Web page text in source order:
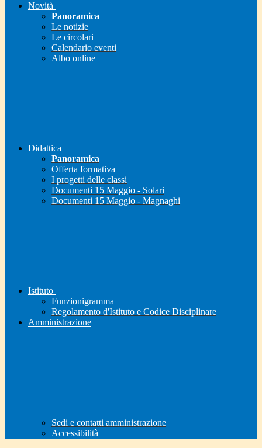
Novità
Panoramica
Le notizie
Le circolari
Calendario eventi
Albo online
Didattica
Panoramica
Offerta formativa
I progetti delle classi
Documenti 15 Maggio - Solari
Documenti 15 Maggio - Magnaghi
Istituto
Funzionigramma
Regolamento d'Istituto e Codice Disciplinare
Amministrazione
Sedi e contatti amministrazione
Accessibilità